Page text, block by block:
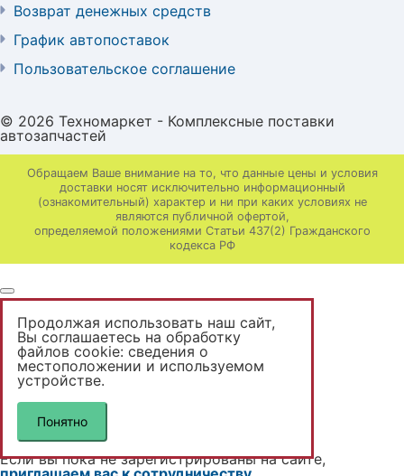
Возврат денежных средств
График автопоставок
Пользовательское соглашение
© 2026 Техномаркет - Комплексные поставки
автозапчастей
Обращаем Ваше внимание на то, что данные цены и условия
доставки носят исключительно информационный
(ознакомительный) характер и ни при каких условиях не
являются публичной офертой,
определяемой положениями Статьи 437(2) Гражданского
кодекса РФ
Продолжая использовать наш сайт,
Вы соглашаетесь на обработку
файлов cookie: сведения о
местоположении и используемом
устройстве.
Понятно
Вы неавторизованы
Доступны только розничные цены.
Если вы уже зарегистрированы на сайте,
авторизутесь
Вам будут доступны ваши цены.
Если вы пока не зарегистрированы на сайте,